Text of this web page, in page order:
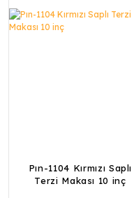
Pın-1104 Kırmızı Saplı
Terzi Makası 10 inç